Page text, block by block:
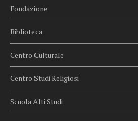
Fondazione
Biblioteca
Centro Culturale
Centro Studi Religiosi
Scuola Alti Studi